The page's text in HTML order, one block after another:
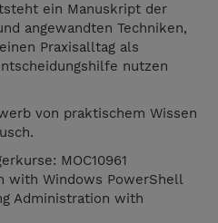
ein Manuskript der
angewandten Techniken,
Praxisalltag als
nutzen
von praktischem Wissen
MOC10961
with Windows PowerShell
Administration with